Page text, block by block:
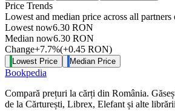
Price Trends
Lowest and median price across all partners
Lowest now6.30 RON
Median now6.30 RON
Change+7.7%(+0.45 RON)
Lowest Price Median Price
Bookpedia
Compară prețuri la cărți din România.
de la Cărturești, Librex, Elefant și alte